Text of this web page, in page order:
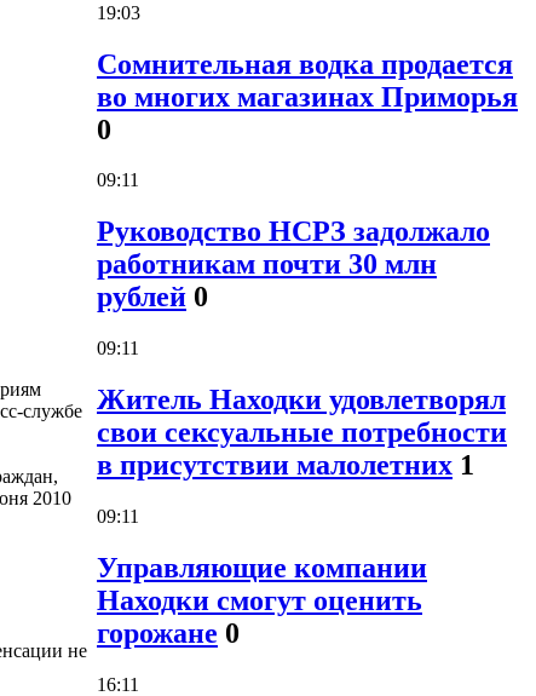
службе
2010
не
19:03
Сомнительная водка продается
во многих магазинах Приморья
0
09:11
Руководство НСРЗ задолжало
работникам почти 30 млн
рублей 0
09:11
Житель Находки удовлетворял
свои сексуальные потребности
в присутствии малолетних 1
09:11
Управляющие компании
Находки смогут оценить
горожане 0
16:11